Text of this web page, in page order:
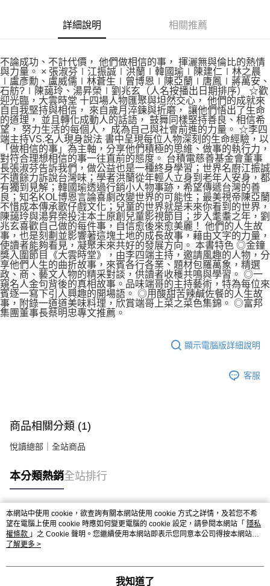
詳細說明 相關推薦
不論成功、不計代價， 他們做相信的事， 揮灑無與倫比的熱情
與力量。 × 張淑芬∣江振誠∣洪蘭∣韓國瑜∣陳建仁∣林之晨
∣盧彥勳、盧威儒∣林蒼生∣曾博恩∣陳亞蘭∣唐鳳∣蔣萬安、
石舫?∣陳藹玲、湯昇榮∣劉兆玄（人名按播出日期排序） ☆歡
迎光臨，大雲時堂 十四場人物匯聚與坦然交心， 他們的成就來
自自我堅持與相信， 來自歲月淬鍊與折磨， 讓他們悟出了生命
的道理， 並且轉化成動人的話語， 鼓舞同樣堅持善良、相信希
望， 努力生活的每個人， 成為自己與社會前進的力量。 ☆李四
端主持VS.名人現身說法 書中呈現每位人物深刻的生命經驗，以
「做相信的事」為主軸，分享他們積極的思維、做事的執行力，
對符合理想相信的事一往直前的態度。 台積電慈善基金會董事
長張淑芬告訴我們，做公益也是一種終身學習；世界名廚江振誠
不遺餘力訴說台灣味；學者洪蘭從年輕人立身到老年人安身，都
有獨到見解；韓國瑜透過行銷小人物事跡，希望傳遞台灣的善
良；知名KOL博恩言論喜劇改變世界的可能性；最美視帝陳亞蘭
不惜成本傳承歌仔戲文化；兒童的世界就是未來你看到的世界，
陳藹玲與湯昇榮投注本土原創兒童影視節目；步入耄耋之年，劉
兆玄喜歡自己做的每件事，自信愈後來愈美麗！ 他們的人生故
事，也是刻劃並影響著這塊土地的成長故事，藉由文字的力量，
使讀者能夠看見，凝聚未來共好的發展方向。 本書特色 ◎金鐘
獎入圍節目《大雲時堂》，由李四端主持，邀請風趣的人物，分
享他們人生的曲折故事，來賓各行各業、題材包羅萬象，精選
政、商、藝文人物的精采對談，供讀者收穫共鳴與學習。 ◎一
窺名人金句背後的真相故事。品味端哥的主持藝術，特為每位來
賓逐一寫下引人興趣的開場語。 ◎用酸甜苦辣鹹佐餐的人生故
事，附錄一道道美味料理，欣賞端哥上菜之菜色集錦。 ◎富邦
集團董事長蔡明忠專文推薦。
顯示電腦版詳細說明
客服
商品相關分類 (1)
悅讀總部｜全站商品
本分類熱銷全站排行
熱門標籤
本網站中使用 cookie，欲查詢有關本網站使用 cookie 方式之詳情，及若您不希
望在電腦上使用 cookie 時應如何變更電腦的 cookie 設定，請參閱本網站「 隱私
權條款 」之 Cookie 聲明。您繼續使用本網站即表示您同意本公司得按本網站使
用條款之 Cookie 聲明使用 cookie。
了解更多 >
我知道了